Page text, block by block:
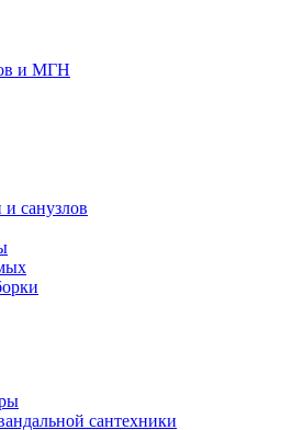
и МГН
санузлов
сантехники